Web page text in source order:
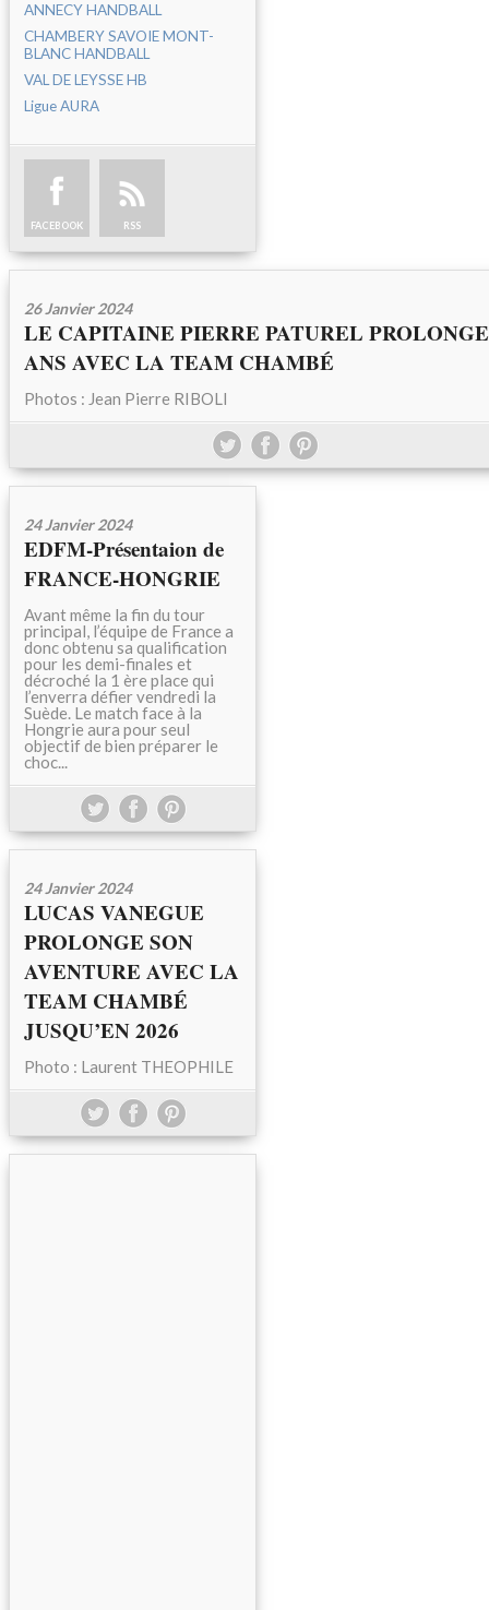
ANNECY HANDBALL
CHAMBERY SAVOIE MONT-
BLANC HANDBALL
VAL DE LEYSSE HB
Ligue AURA
FACEBOOK RSS
26 Janvier 2024
LE CAPITAINE PIERRE PATUREL
ANS AVEC LA TEAM CHAMBÉ
Photos : Jean Pierre RIBOLI
24 Janvier 2024
EDFM-Présentaion de
FRANCE-HONGRIE
Avant même la fin du tour
principal, l’équipe de France a
donc obtenu sa qualification
pour les demi-finales et
décroché la 1 ère place qui
l’enverra défier vendredi la
Suède. Le match face à la
Hongrie aura pour seul
objectif de bien préparer le
choc...
24 Janvier 2024
LUCAS VANEGUE
PROLONGE SON
AVENTURE AVEC LA
TEAM CHAMBÉ
JUSQU’EN 2026
Photo : Laurent THEOPHILE